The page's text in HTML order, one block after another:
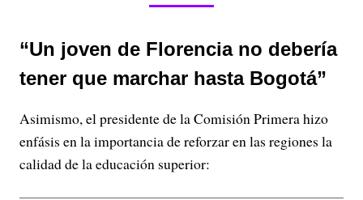
“Un joven de Florencia no debería
tener que marchar hasta Bogotá”
Asimismo, el presidente de la Comisión Primera hizo
enfásis en la importancia de reforzar en las regiones la
calidad de la educación superior: